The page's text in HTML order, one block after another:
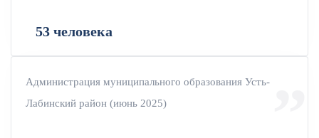
53 человека
Администрация муниципального образования Усть-
Лабинский район (июнь 2025)